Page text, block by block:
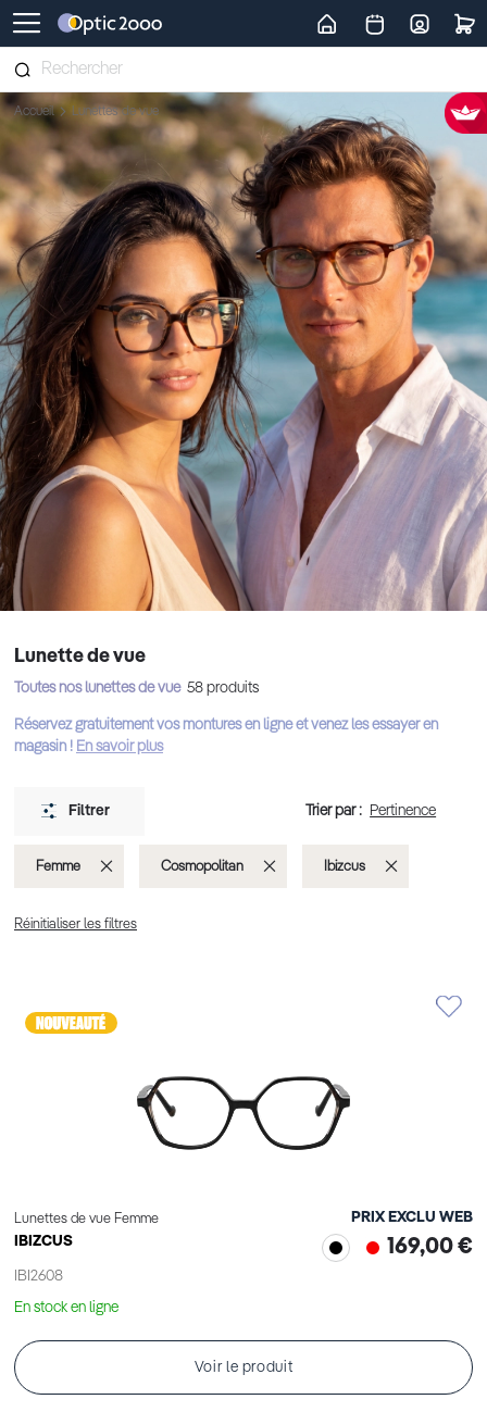
Retour vers la page d'accueil
Accueil Lunettes de vue
Lunette de vue
Toutes nos lunettes de vue 58 produits
Réservez gratuitement vos montures en ligne et venez les essayer en
magasin ! En savoir plus
Lunettes de vue Femme
IBIZCUS
IBI2608
PRIX EXCLU WEB
169,00 €
En stock en ligne
Voir le produit
Filtrer Trier par :
Femme SupprimerCosmopolitan SupprimerIbizcus
Réinitialiser les filtres